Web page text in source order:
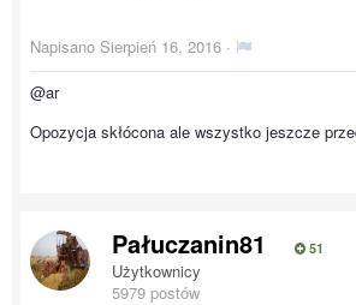
Napisano Sierpień 16, 2016 ·
@ar
Opozycja skłócona ale wszystko jeszcze
Pałuczanin81 51
Użytkownicy
5979 postów